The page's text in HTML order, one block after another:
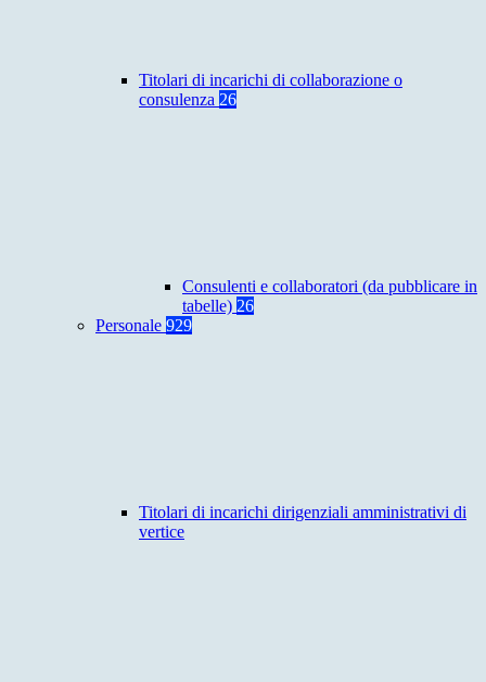
Titolari di incarichi di collaborazione o
consulenza 26
Consulenti e collaboratori (da pubblicare in
tabelle) 26
Personale 929
Titolari di incarichi dirigenziali amministrativi di
vertice